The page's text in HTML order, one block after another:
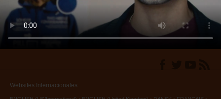
Websites Internacionales